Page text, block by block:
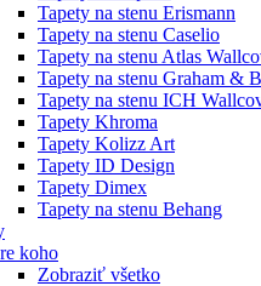
Tapety na stenu Erismann
Tapety na stenu Caselio
Tapety na stenu Atlas
Tapety na stenu Graham &
Tapety na stenu ICH
Tapety Khroma
Tapety Kolizz Art
Tapety ID Design
Tapety Dimex
Tapety na stenu Behang
koho
Zobraziť všetko